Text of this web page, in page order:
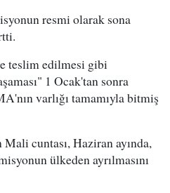
resmi olarak sona
teslim edilmesi gibi
1 Ocak'tan sonra
varlığı tamamıyla bitmiş
cuntası, Haziran ayında,
ülkeden ayrılmasını